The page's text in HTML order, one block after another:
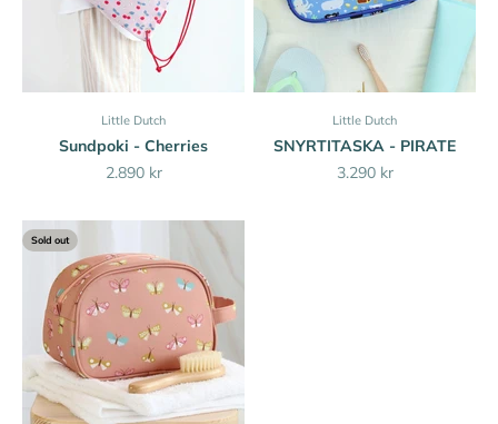
Little Dutch
Sundpoki - Cherries
Sale price
2.890 kr
Little Dutch
SNYRTITASKA - PIRATE
Sale price
3.290 kr
Sold out